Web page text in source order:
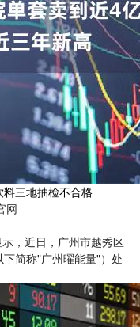
三地抽检不合格
网
，近日，广州市越秀区
简称"广州曜能量"）处